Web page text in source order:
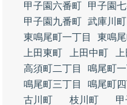
甲子園六番町
甲子園
甲子園九番町 武庫川町
東鳴尾町一丁目
東鳴
上田東町
上田中町
高須町二丁目
鳴尾町一
鳴尾町三丁目
鳴尾町四
古川町
枝川町